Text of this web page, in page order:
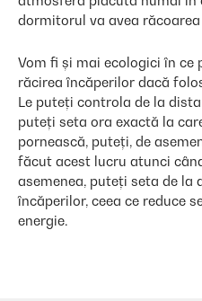
dormitorul va avea
Vom fi și mai ecologici în ce
răcirea încăperilor dacă
Le puteți controla de la
puteți seta ora exactă la
pornească, puteți, de
făcut acest lucru atunci
asemenea, puteți seta de la
încăperilor, ceea ce reduce
energie.